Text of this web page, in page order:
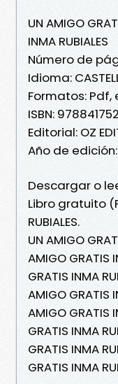
UN AMIGO
INMA RUBIALES
Número de
Idioma:
Formatos: Pdf,
ISBN:
Editorial: OZ
Año de edición:
Descargar o
Libro gratuito
RUBIALES.
UN AMIGO
AMIGO GRATIS
GRATIS INMA
AMIGO GRATIS
AMIGO GRATIS
GRATIS INMA
GRATIS INMA
GRATIS INMA